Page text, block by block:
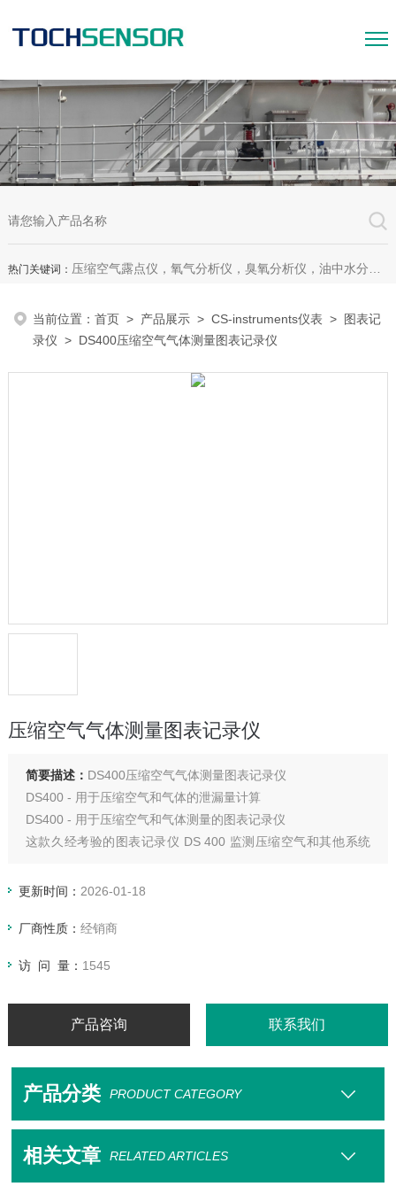
热门关键词： 压缩空气露点仪，氧气分析仪，臭氧分析仪，油中水分析仪，超声波测漏仪。
当前位置：首页 > 产品展示 >CS-instruments仪表 > 图表记
录仪 > DS400压缩空气气体测量图表记录仪
压缩空气气体测量图表记录仪
简要描述： DS400压缩空气气体测量图表记录仪
DS400 - 用于压缩空气和气体的泄漏量计算
DS400 - 用于压缩空气和气体测量的图表记录仪
这款久经考验的图表记录仪 DS 400 监测压缩空气和其他系统
的数据记录器等选配的方案。
更新时间： 2026-01-18
厂商性质： 经销商
访 问 量： 1545
产品咨询 联系我们
产品分类 PRODUCT CATEGORY
相关文章 RELATED ARTICLES